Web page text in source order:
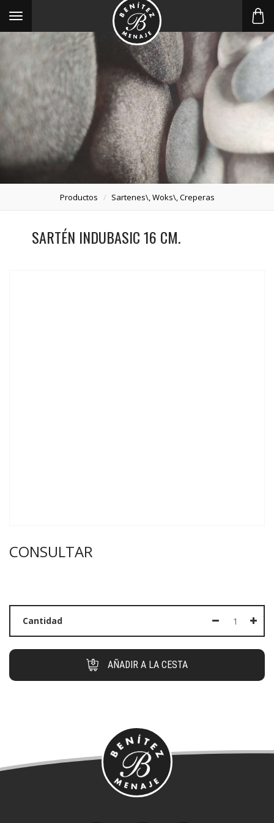
Toggle
navigation
Productos Sartenes\, Woks\, Creperas
SARTÉN INDUBASIC 16 CM.
CONSULTAR
Cantidad
AÑADIR A LA CESTA